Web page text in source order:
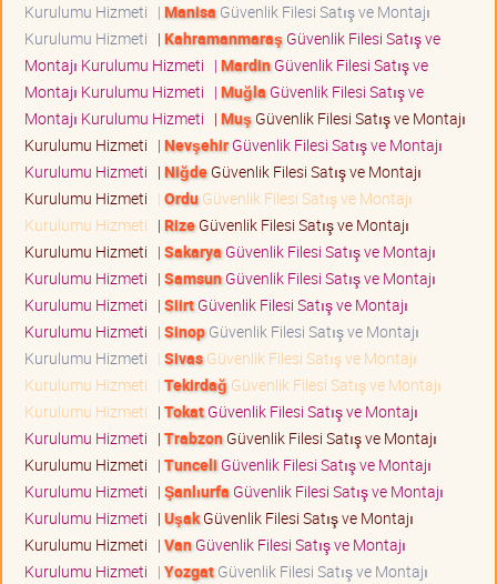
Kurulumu Hizmeti | Manisa Güvenlik Filesi Satış ve Montajı
Kurulumu Hizmeti | Kahramanmaraş Güvenlik Filesi Satış ve
Montajı Kurulumu Hizmeti | MardinGüvenlik Filesi Satış ve
Montajı Kurulumu Hizmeti | Muğla Güvenlik Filesi Satış ve
Montajı Kurulumu Hizmeti | Muş Güvenlik Filesi Satış ve Montajı
Kurulumu Hizmeti | NevşehirGüvenlik Filesi Satış ve Montajı
Kurulumu Hizmeti | NiğdeGüvenlik Filesi Satış ve Montajı
Kurulumu Hizmeti | OrduGüvenlik Filesi Satış ve Montajı
Kurulumu Hizmeti | RizeGüvenlik Filesi Satış ve Montajı
Kurulumu Hizmeti | Sakarya Güvenlik Filesi Satış ve Montajı
Kurulumu Hizmeti | SamsunGüvenlik Filesi Satış ve Montajı
Kurulumu Hizmeti | SiirtGüvenlik Filesi Satış ve Montajı
Kurulumu Hizmeti | SinopGüvenlik Filesi Satış ve Montajı
Kurulumu Hizmeti | SivasGüvenlik Filesi Satış ve Montajı
Kurulumu Hizmeti | Tekirdağ Güvenlik Filesi Satış ve Montajı
Kurulumu Hizmeti | TokatGüvenlik Filesi Satış ve Montajı
Kurulumu Hizmeti | TrabzonGüvenlik Filesi Satış ve Montajı
Kurulumu Hizmeti | Tunceli Güvenlik Filesi Satış ve Montajı
Kurulumu Hizmeti | Şanlıurfa Güvenlik Filesi Satış ve Montajı
Kurulumu Hizmeti | UşakGüvenlik Filesi Satış ve Montajı
Kurulumu Hizmeti | VanGüvenlik Filesi Satış ve Montajı
Kurulumu Hizmeti | YozgatGüvenlik Filesi Satış ve Montajı